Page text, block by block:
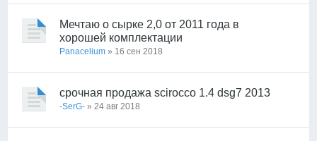
Мечтаю о сырке 2,0 от 2011 года в
хорошей комплектации
Panacelium » 16 сен 2018
срочная продажа scirocco 1.4 dsg7 2013
-SerG- » 24 авг 2018